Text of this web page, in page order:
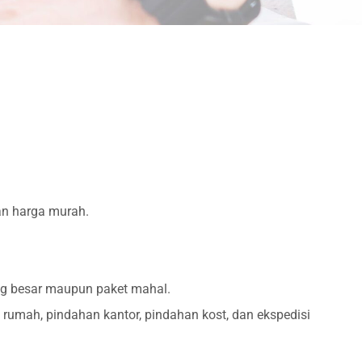
harga murah.
besar maupun paket mahal.
pindahan kantor, pindahan kost, dan ekspedisi